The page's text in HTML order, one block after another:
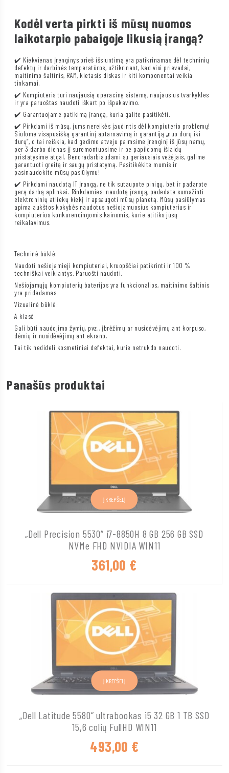
Kodėl verta pirkti iš mūsų nuomos
laikotarpio pabaigoje likusią įrangą?
✔️ Kiekvienas įrenginys prieš išsiuntimą yra patikrinamas dėl techninių
defektų ir darbinės temperatūros, užtikrinant, kad visi prievadai,
maitinimo šaltinis, RAM, kietasis diskas ir kiti komponentai veikia
tinkamai.
✔️ Kompiuteris turi naujausią operacinę sistemą, naujausius tvarkykles
ir yra paruoštas naudoti iškart po išpakavimo.
✔️ Garantuojame patikimą įrangą, kuria galite pasitikėti.
✔️ Pirkdami iš mūsų, jums nereikės jaudintis dėl kompiuterio problemų!
Siūlome visapusišką garantinį aptarnavimą ir garantiją „nuo durų iki
durų“, o tai reiškia, kad gedimo atveju paimsime įrenginį iš jūsų namų,
per 3 darbo dienas jį suremontuosime ir be papildomų išlaidų
pristatysime atgal. Bendradarbiaudami su geriausiais vežėjais, galime
garantuoti greitą ir saugų pristatymą. Pasitikėkite mumis ir
pasinaudokite mūsų pasiūlymu!
✔️ Pirkdami naudotą IT įrangą, ne tik sutaupote pinigų, bet ir padarote
gerą darbą aplinkai. Rinkdamiesi naudotą įrangą, padedate sumažinti
elektroninių atliekų kiekį ir apsaugoti mūsų planetą. Mūsų pasiūlymas
apima aukštos kokybės naudotus nešiojamuosius kompiuterius ir
kompiuterius konkurencingomis kainomis, kurie atitiks jūsų
reikalavimus.
Techninė būklė:
Naudoti nešiojamieji kompiuteriai, kruopščiai patikrinti ir 100 %
techniškai veikiantys. Paruošti naudoti.
Nešiojamųjų kompiuterių baterijos yra funkcionalios, maitinimo šaltinis
yra pridedamas.
Vizualinė būklė:
A klasė
Gali būti naudojimo žymių, pvz., įbrėžimų ar nusidėvėjimų ant korpuso,
dėmių ir nusidėvėjimų ant ekrano.
Tai tik nedideli kosmetiniai defektai, kurie netrukdo naudoti.
Panašūs produktai
„Dell Precision 5530“ i7-8850H 8 GB 256 GB SSD
NVMe FHD NVIDIA WIN11
361,00 €
Į KREPŠELĮ
„Dell Latitude 5580“ ultrabookas i5 32 GB 1 TB SSD
15,6 colių FullHD WIN11
493,00 €
Į KREPŠELĮ